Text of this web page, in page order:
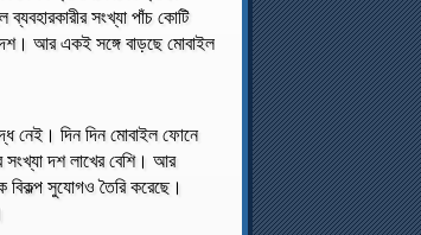
সংখ্যা পাঁচ কোটি
আর একই সঙ্গে বাড়ছে মোবাইল
নেই। দিন দিন মোবাইল ফোনে
সংখ্যা দশ লাখের বেশি। আর
সুযোগও তৈরি করেছে।